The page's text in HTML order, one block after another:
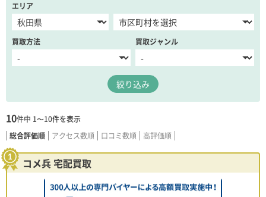
エリア
買取方法 買取ジャンル
絞り込み
10件中 1〜10件を表示
総合評価順
アクセス数順 口コミ数順 高評価順
コメ兵 宅配買取